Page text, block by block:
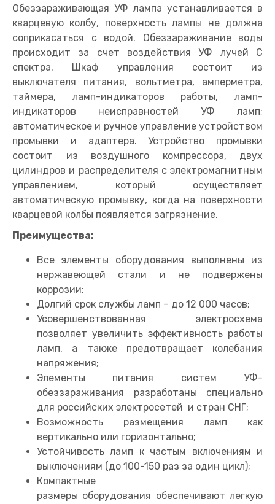
Обеззараживающая УФ лампа устанавливается в
кварцевую колбу, поверхность лампы не должна
соприкасаться с водой. Обеззараживание воды
происходит за счет воздействия УФ лучей С
спектра. Шкаф управления состоит из
выключателя питания, вольтметра, амперметра,
таймера, ламп-индикаторов работы, ламп-
индикаторов неисправностей УФ ламп;
автоматическое и ручное управление устройством
промывки и адаптера. Устройство промывки
состоит из воздушного компрессора, двух
цилиндров и распределителя с электромагнитным
управлением, который осуществляет
автоматическую промывку, когда на поверхности
кварцевой колбы появляется загрязнение.
Преимущества:
Все элементы оборудования выполнены из
нержавеющей стали и не подвержены
коррозии;
Долгий срок службы ламп – до 12 000 часов;
Усовершенствованная электросхема
позволяет увеличить эффективность работы
ламп, а также предотвращает колебания
напряжения;
Элементы питания систем УФ-
обеззараживания разработаны специально
для российских электросетей и стран СНГ;
Возможность размещения ламп как
вертикально или горизонтально;
Устойчивость ламп к частым включениям и
выключениям (до 100-150 раз за один цикл);
Компактные
размеры оборудования обеспечивают легкую